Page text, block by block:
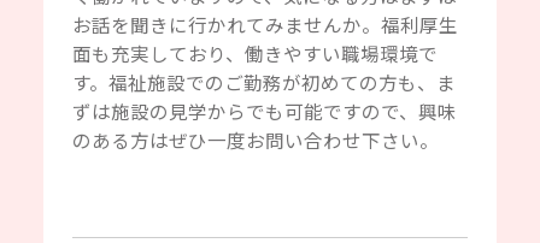
お話を聞きに行かれてみませんか。福利厚生
面も充実しており、働きやすい職場環境で
す。福祉施設でのご勤務が初めての方も、ま
ずは施設の見学からでも可能ですので、興味
のある方はぜひ一度お問い合わせ下さい。